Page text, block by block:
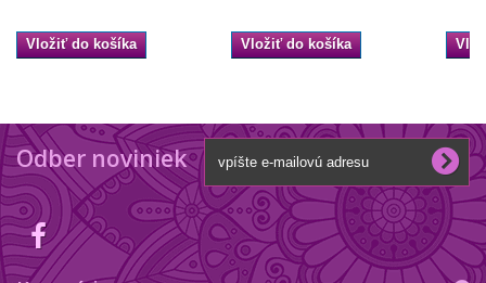
Vložiť do košíka Vložiť do košíka
Odber noviniek